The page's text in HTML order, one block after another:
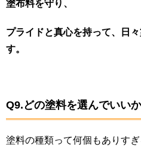
塗布料を守り、
プライドと真心を持って、日
す。
Q9.どの塗料を選んでいい
塗料の種類って何個もありすぎ